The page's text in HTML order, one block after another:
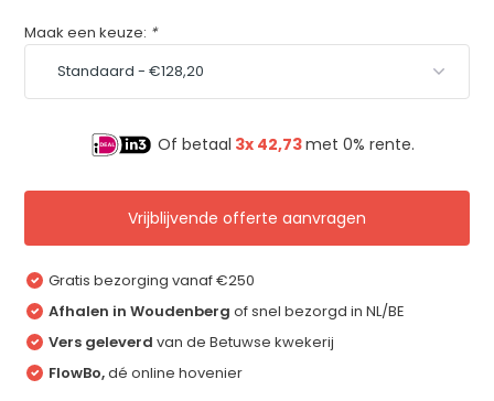
Maak een keuze: *
Of betaal 3x 42,73met 0% rente.
Vrijblijvende offerte aanvragen
Gratis bezorging vanaf €250
Afhalen in Woudenberg of snel bezorgd in NL/BE
Vers geleverd van de Betuwse kwekerij
FlowBo,dé online hovenier